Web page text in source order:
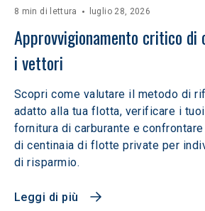
8 min di lettura luglio 28, 2026
Approvvigionamento critico di
i vettori
Scopri come valutare il metodo di
adatto alla tua flotta, verificare i
fornitura di carburante e
di centinaia di flotte private per
di risparmio.
Leggi di più